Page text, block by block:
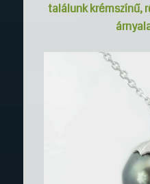
találunk krémszínű,